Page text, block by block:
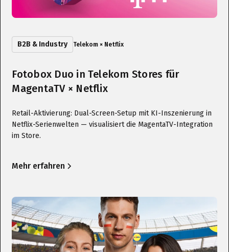
B2B & Industry Telekom × Netflix
Fotobox Duo in Telekom Stores für
MagentaTV × Netflix
Retail-Aktivierung: Dual-Screen-Setup mit KI-Inszenierung in
Netflix-Serienwelten — visualisiert die MagentaTV-Integration
im Store.
Mehr erfahren